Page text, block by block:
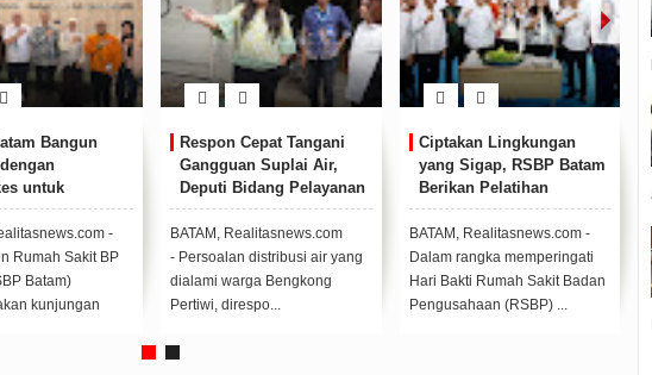
Ciptakan Lingkungan
yang Sigap, RSBP Batam
Berikan Pelatihan
Bantuan Hidup Dasar
BATAM, Realitasnews.com -
Dalam rangka memperingati
Hari Bakti Rumah Sakit Badan
Pengusahaan (RSBP) ...
Kota Batam kembali
menorehkan prestasi
membanggakan di tingkat
nasional.
BATAM, Realitasnews.com
- Pada ajang penilaian
Kabupaten/Kota Layak Anak
(KLA) tahun 2025, Bata...
BP Batam:
Jadi Titik
Global dan
Maritim
BATAM,
- Kepala BP
diwakilkan oleh
Anggota/Deputi